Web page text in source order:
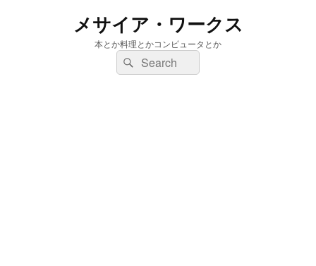
メサイア・ワークス
本とか料理とかコンピュータとか
検
索:
検
索